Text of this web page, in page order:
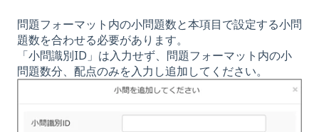
問題フォーマット内の小問題数と本項目で設定する小問
題数を合わせる必要があります。
「小問識別ID」は入力せず、問題フォーマット内の小
問題数分、配点のみを入力し追加してください。